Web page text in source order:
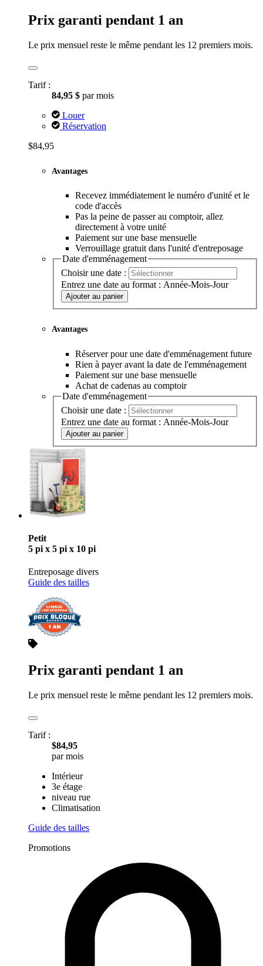
Prix garanti pendant 1 an
Le prix mensuel reste le même pendant les 12 premiers mois.
Tarif :
84,95 $ par mois
Louer
Réservation
$84,95
Avantages
Recevez immédiatement le numéro d'unité et le
code d'accès
Pas la peine de passer au comptoir, allez
directement à votre unité
Paiement sur une base mensuelle
Verrouillage gratuit dans l'unité d'entreposage
Date d'emménagement
Choisir une date :
Entrez une date au format : Année-Mois-Jour
Ajouter au panier
Avantages
Réserver pour une date d'emménagement future
Rien à payer avant la date de l'emménagement
Paiement sur une base mensuelle
Achat de cadenas au comptoir
Date d'emménagement
Choisir une date :
Entrez une date au format : Année-Mois-Jour
Ajouter au panier
Petit
5 pi x 5 pi x 10 pi
Entreposage divers
Guide des tailles
Prix garanti pendant 1 an
Le prix mensuel reste le même pendant les 12 premiers mois.
Tarif :
$84,95
par mois
Intérieur
3e étage
niveau rue
Climatisation
Guide des tailles
Promotions